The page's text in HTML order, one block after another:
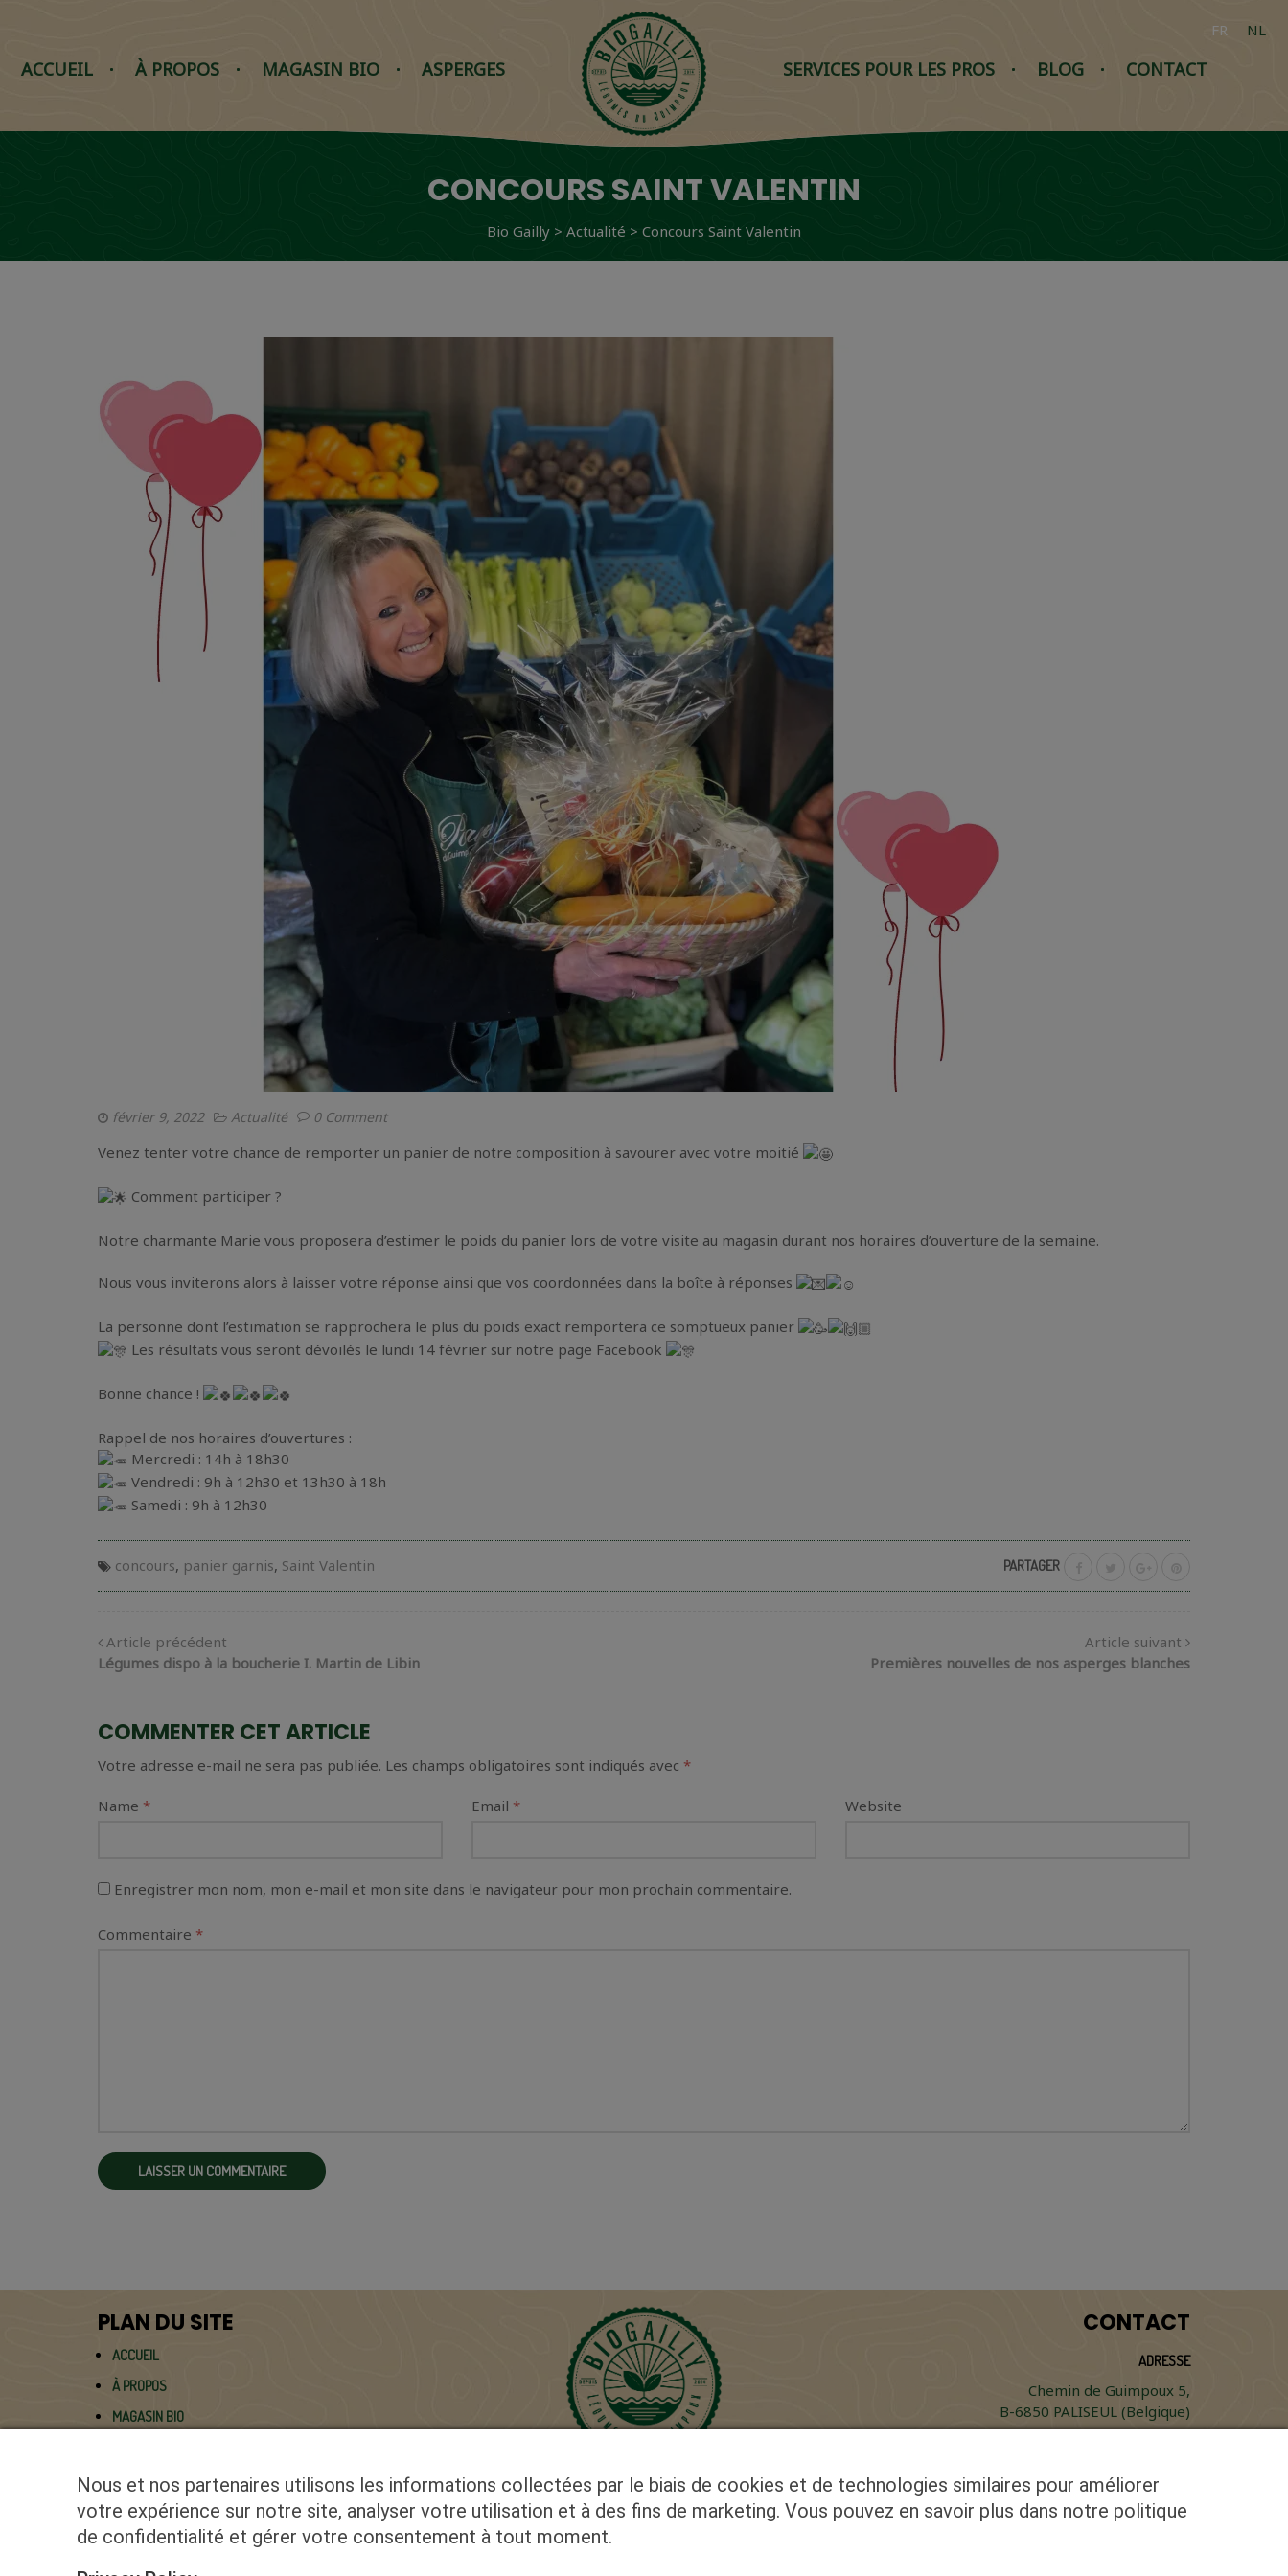
ACCUEIL À PROPOS MAGASIN BIO ASPERGES SERVICES POUR LES PROS BLOG CONTACT
FR NL
CONCOURS SAINT VALENTIN
Bio Gailly > Actualité > Concours Saint Valentin
février 9, 2022 Actualité 0 Comment
Venez tenter votre chance de remporter un panier de notre composition à savourer avec votre moitié
Comment participer ?
Notre charmante Marie vous proposera d’estimer le poids du panier lors de votre visite au magasin durant nos horaires d’ouverture de la semaine.
Nous vous inviterons alors à laisser votre réponse ainsi que vos coordonnées dans la boîte à réponses
La personne dont l’estimation se rapprochera le plus du poids exact remportera ce somptueux panier
Les résultats vous seront dévoilés le lundi 14 février sur notre page Facebook
Bonne chance !
Rappel de nos horaires d’ouvertures :
Mercredi : 14h à 18h30
Vendredi : 9h à 12h30 et 13h30 à 18h
Samedi : 9h à 12h30
concours, panier garnis, Saint Valentin PARTAGER
Article précédent
Légumes dispo à la boucherie I. Martin de Libin
Article suivant
Premières nouvelles de nos asperges blanches
COMMENTER CET ARTICLE
Votre adresse e-mail ne sera pas publiée. Les champs obligatoires sont indiqués avec *
Name * Email * Website
Enregistrer mon nom, mon e-mail et mon site dans le navigateur pour mon prochain commentaire.
Commentaire *
PLAN DU SITE
ACCUEIL
À PROPOS
MAGASIN BIO
ASPERGES BIO
BLOG
CONTACT
Exploitation suivie par un organisme de
certification BIO, avec l'amour de la terre et du
CONTACT
ADRESSE
Chemin de Guimpoux 5,
B-6850 PALISEUL (Belgique)
+32 474 43 51 09
MAIL
Nous et nos partenaires utilisons les informations collectées par le biais de cookies et de technologies similaires pour améliorer
votre expérience sur notre site, analyser votre utilisation et à des fins de marketing. Vous pouvez en savoir plus dans notre politique
de confidentialité et gérer votre consentement à tout moment.